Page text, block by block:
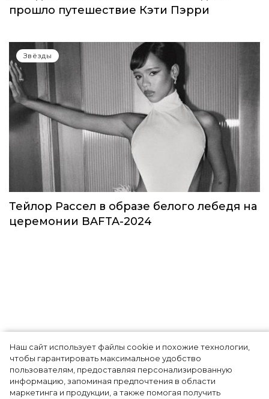
Наш сайт использует файлы cookie и похожие технологии,
чтобы гарантировать максимальное удобство
пользователям, предоставляя персонализированную
информацию, запоминая предпочтения в области
маркетинга и продукции, а также помогая получить
Звёзды
Звезды в космосе: как на самом деле
прошло путешествие Кэти Пэрри
Тейлор Рассел в образе белого лебедя на